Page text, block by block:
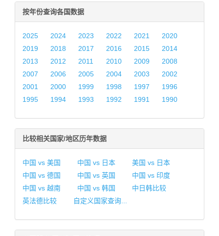
按年份查询各国数据
2025 2024 2023 2022 2021
2020
2019
2018 2017 2016 2015
2014
2013
2012 2011 2010 2009
2008
2007
2006 2005 2004 2003
2002
2001
2000 1999 1998 1997
1996
1995
1994 1993 1992 1991 1990
比较相关国家/地区历年数据
中国 vs 美国 中国 vs 日本
美国 vs 日本
中国 vs 德国
中国 vs 英国
中国 vs 印度
中国 vs 越南
中国 vs 韩国
中日韩比较
英法德比较
自定义国家查询...